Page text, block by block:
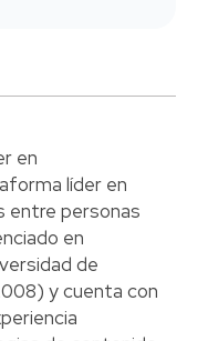
en
líder en
entre personas
en
de
y cuenta con